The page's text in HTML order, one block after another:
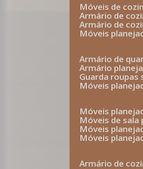
móveis de
armário de
armário de
móveis
armário de
armário
guarda
móveis
móveis
móveis de
móveis
móveis
armário de